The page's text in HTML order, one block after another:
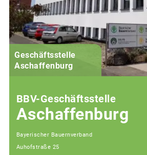
Geschäftsstelle
Aschaffenburg
BBV-Geschäftsstelle
Aschaffenburg
Bayerischer Bauernverband
Auhofstraße 25